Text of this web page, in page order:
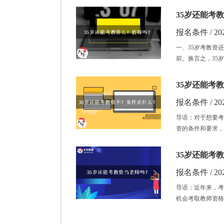
35岁还能考
报名条件 /
一、35岁考教资
前。换言之，35
35岁还能考
报名条件 /
导语：对于想要
资的条件和要求
35岁还能考
报名条件 /
导语：近年来，
机会考取教师资